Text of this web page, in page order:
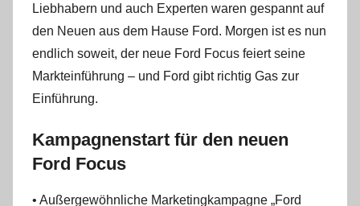
Liebhabern und auch Experten waren gespannt auf
den Neuen aus dem Hause Ford. Morgen ist es nun
endlich soweit, der neue Ford Focus feiert seine
Markteinführung – und Ford gibt richtig Gas zur
Einführung.
Kampagnenstart für den neuen
Ford Focus
• Außergewöhnliche Marketingkampagne „Ford